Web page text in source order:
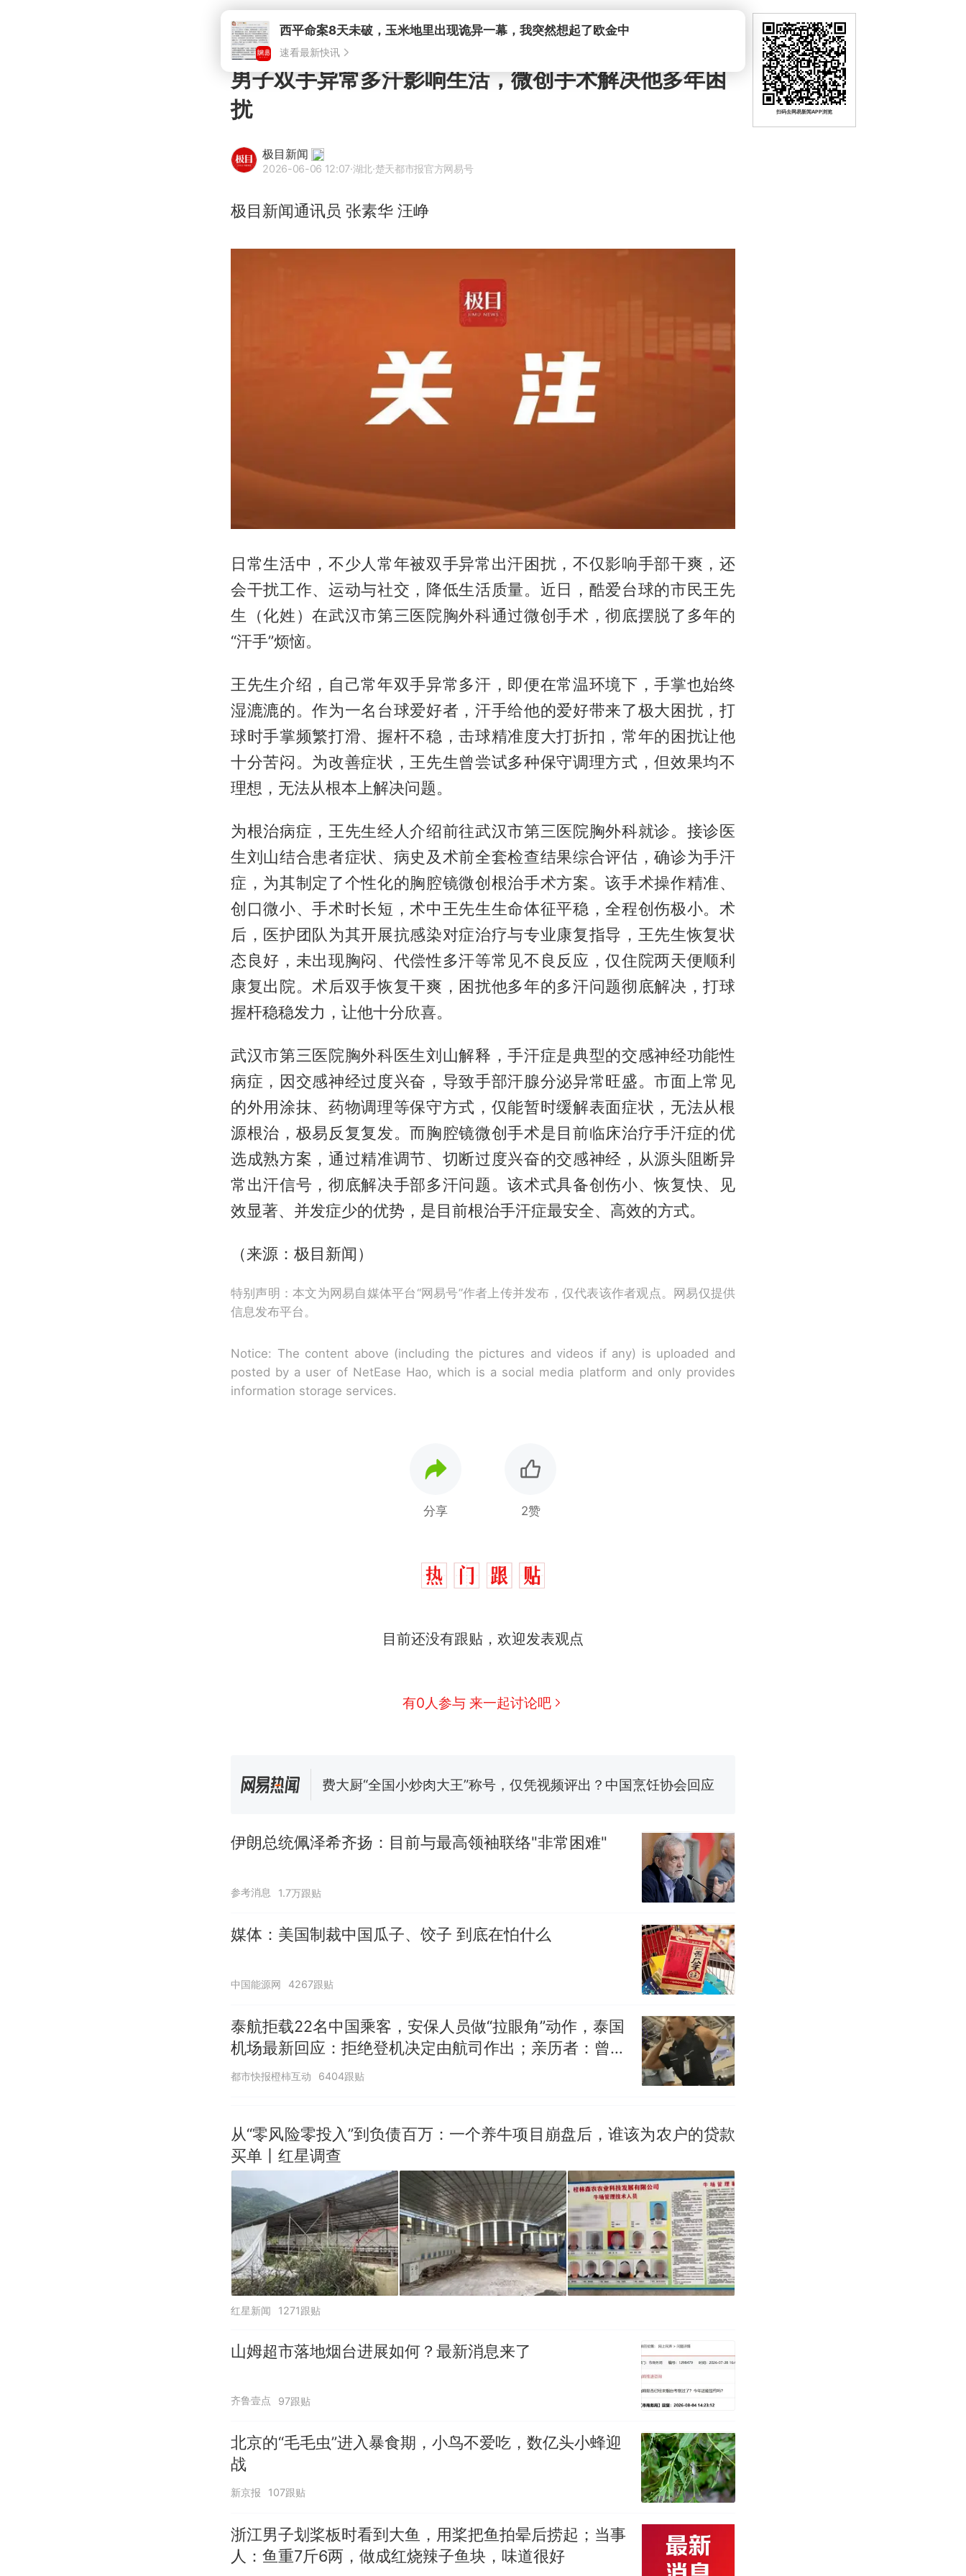
男子双手异常多汗影响生活，微创手术解决他多年困
扰
极目新闻
2026-06-06 12:07·湖北·楚天都市报官方网易号
极目新闻通讯员 张素华 汪峥
日常生活中，不少人常年被双手异常出汗困扰，不仅影响手部干爽，还
会干扰工作、运动与社交，降低生活质量。近日，酷爱台球的市民王先
生（化姓）在武汉市第三医院胸外科通过微创手术，彻底摆脱了多年的
“汗手”烦恼。
王先生介绍，自己常年双手异常多汗，即便在常温环境下，手掌也始终
湿漉漉的。作为一名台球爱好者，汗手给他的爱好带来了极大困扰，打
球时手掌频繁打滑、握杆不稳，击球精准度大打折扣，常年的困扰让他
十分苦闷。为改善症状，王先生曾尝试多种保守调理方式，但效果均不
理想，无法从根本上解决问题。
为根治病症，王先生经人介绍前往武汉市第三医院胸外科就诊。接诊医
生刘山结合患者症状、病史及术前全套检查结果综合评估，确诊为手汗
症，为其制定了个性化的胸腔镜微创根治手术方案。该手术操作精准、
创口微小、手术时长短，术中王先生生命体征平稳，全程创伤极小。术
后，医护团队为其开展抗感染对症治疗与专业康复指导，王先生恢复状
态良好，未出现胸闷、代偿性多汗等常见不良反应，仅住院两天便顺利
康复出院。术后双手恢复干爽，困扰他多年的多汗问题彻底解决，打球
握杆稳稳发力，让他十分欣喜。
武汉市第三医院胸外科医生刘山解释，手汗症是典型的交感神经功能性
病症，因交感神经过度兴奋，导致手部汗腺分泌异常旺盛。市面上常见
的外用涂抹、药物调理等保守方式，仅能暂时缓解表面症状，无法从根
源根治，极易反复复发。而胸腔镜微创手术是目前临床治疗手汗症的优
选成熟方案，通过精准调节、切断过度兴奋的交感神经，从源头阻断异
常出汗信号，彻底解决手部多汗问题。该术式具备创伤小、恢复快、见
效显著、并发症少的优势，是目前根治手汗症最安全、高效的方式。
（来源：极目新闻）
特别声明：本文为网易自媒体平台“网易号”作者上传并发布，仅代表该作者观点。网易仅提供
信息发布平台。
Notice: The content above (including the pictures and videos if any) is uploaded and
posted by a user of NetEase Hao, which is a social media platform and only provides
information storage services.
分享 2赞
目前还没有跟贴，欢迎发表观点
有0人参与 来一起讨论吧
制裁瓜子饺子，美国怕什么？
男子上山采菌偶然发现鸡枞菌窝，原地守1天等它长大：挖了140多
朵
参考消息）
那个在床头放菜刀的女孩，因老师一句“跟我回家”改写了人生
伊朗总统佩泽希齐扬：目前与最高领袖联络"非常困难"
参考消息 1.7万跟贴
媒体：美国制裁中国瓜子、饺子 到底在怕什么
中国能源网 4267跟贴
泰航拒载22名中国乘客，安保人员做“拉眼角”动作，泰国
机场最新回应：拒绝登机决定由航司作出；亲历者：曾承
诺免费改签但没兑现
都市快报橙柿互动 6404跟贴
从“零风险零投入”到负债百万：一个养牛项目崩盘后，谁该为农户的贷款
买单丨红星调查
红星新闻 1271跟贴
山姆超市落地烟台进展如何？最新消息来了
齐鲁壹点 97跟贴
北京的“毛毛虫”进入暴食期，小鸟不爱吃，数亿头小蜂迎
战
新京报 107跟贴
浙江男子划桨板时看到大鱼，用桨把鱼拍晕后捞起；当事
人：鱼重7斤6两，做成红烧辣子鱼块，味道很好
扫码去网易新闻APP浏览